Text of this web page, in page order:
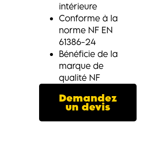
intérieure
Conforme à la
norme NF EN
61386-24
Bénéficie de la
marque de
qualité NF
Demandez
un devis